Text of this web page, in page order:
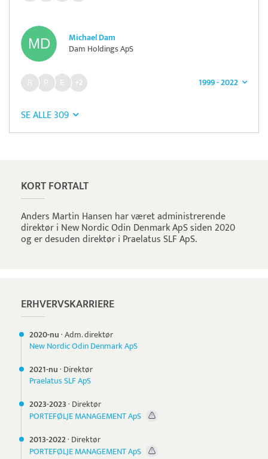
Michael Dam
Dam Holdings ApS
1999 - 2022
+2
SE ALLE 309
KORT FORTALT
Anders Martin Hansen har været administrerende
direktør i New Nordic Odin Denmark ApS siden 2020
og er desuden direktør i Praelatus SLF ApS.
ERHVERVSKARRIERE
2020-nu·Adm. direktør
New Nordic Odin Denmark ApS
2021-nu· Direktør
Praelatus SLF ApS
2023-2023· Direktør
PORTEFØLJE MANAGEMENT ApS
2013-2022· Direktør
PORTEFØLJE MANAGEMENT ApS